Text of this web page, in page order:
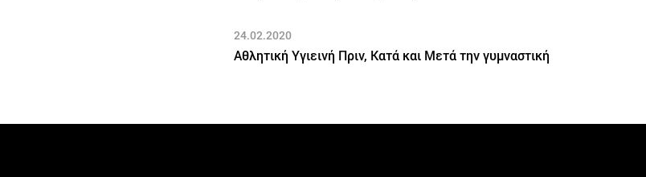
24.02.2020
Αθλητική Υγιεινή Πριν, Κατά και Μετά την γυμναστική